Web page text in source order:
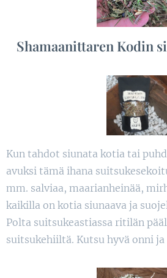
Shamaanittaren Kodin
Kun tahdot siunata kotia tai
avuksi tämä ihana
mm. salviaa, maarianheinää,
kaikilla on kotia siunaava ja
Polta suitsukeastiassa ritilän
suitsukehiiltä. Kutsu hyvä onni